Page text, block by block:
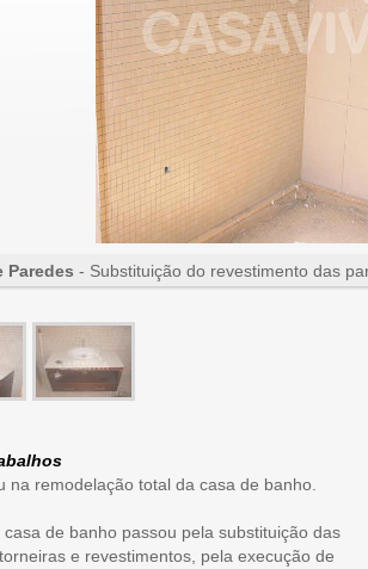
Paredes - Substituição do revestimento das
na remodelação total da casa de banho.
de banho passou pela substituição das
e revestimentos, pela execução de